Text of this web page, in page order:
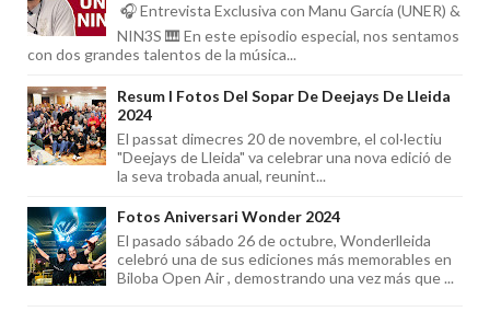
🎧 Entrevista Exclusiva con Manu García (UNER) &
NIN3S 🎹 En este episodio especial, nos sentamos
con dos grandes talentos de la música...
Resum I Fotos Del Sopar De Deejays De Lleida
2024
El passat dimecres 20 de novembre, el col·lectiu
"Deejays de Lleida" va celebrar una nova edició de
la seva trobada anual, reunint...
Fotos Aniversari Wonder 2024
El pasado sábado 26 de octubre, Wonderlleida
celebró una de sus ediciones más memorables en
Biloba Open Air , demostrando una vez más que ...